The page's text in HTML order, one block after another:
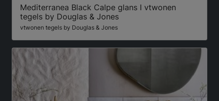
Mediterranea Black Calpe glans I vtwonen
tegels by Douglas & Jones
vtwonen tegels by Douglas & Jones